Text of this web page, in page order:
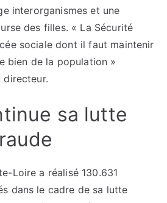
interorganismes et une
des filles. « La Sécurité
sociale dont il faut maintenir
bien de la population »
directeur.
sa lutte
Loire a réalisé 130.631
dans le cadre de sa lutte